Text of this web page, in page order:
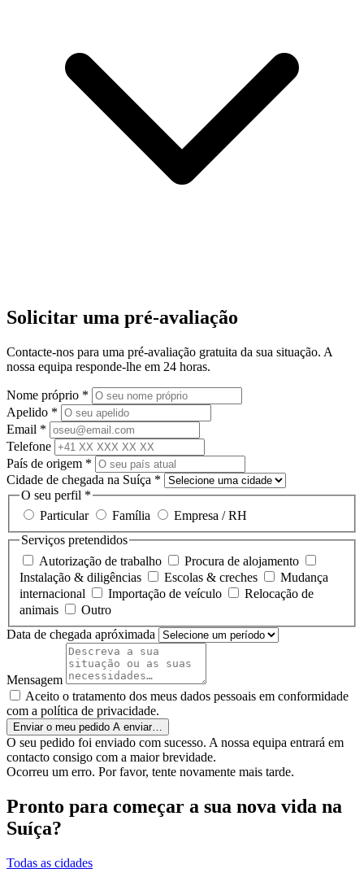
Solicitar uma pré-avaliação
Contacte-nos para uma pré-avaliação gratuita da sua situação. A
nossa equipa responde-lhe em 24 horas.
Nome próprio *
Apelido *
Email *
Telefone
País de origem *
Cidade de chegada na Suíça *
O seu perfil *
Particular
Família
Empresa / RH
Serviços pretendidos
Autorização de trabalho
Procura de alojamento
Instalação & diligências
Escolas & creches
Mudança
internacional
Importação de veículo
Relocação de
animais
Outro
Data de chegada apróximada
Mensagem
Aceito o tratamento dos meus dados pessoais em conformidade
com a política de privacidade.
Enviar o meu pedido A enviar…
O seu pedido foi enviado com sucesso. A nossa equipa entrará em
contacto consigo com a maior brevidade.
Ocorreu um erro. Por favor, tente novamente mais tarde.
Pronto para começar a sua nova vida na
Suíça?
Todas as cidades